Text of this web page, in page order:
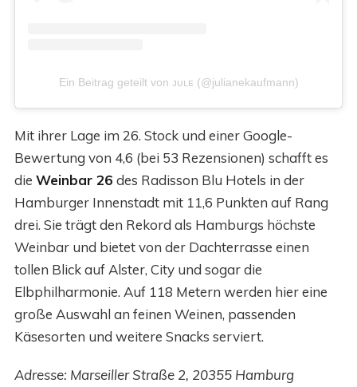
Ein Beitrag geteilt von ᴊᴜʟᴇ (@julianekaufmann)
Mit ihrer Lage im 26. Stock und einer Google-
Bewertung von 4,6 (bei 53 Rezensionen) schafft es
die Weinbar 26 des Radisson Blu Hotels in der
Hamburger Innenstadt mit 11,6 Punkten auf Rang
drei. Sie trägt den Rekord als Hamburgs höchste
Weinbar und bietet von der Dachterrasse einen
tollen Blick auf Alster, City und sogar die
Elbphilharmonie. Auf 118 Metern werden hier eine
große Auswahl an feinen Weinen, passenden
Käsesorten und weitere Snacks serviert.
Adresse: Marseiller Straße 2, 20355 Hamburg